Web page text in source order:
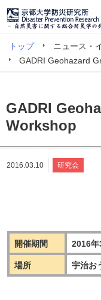
トップ ニュース・
GADRI Geohazard
GADRI
Workshop
2016.03.10 研究会
開催期間 2016
場所 宇治お